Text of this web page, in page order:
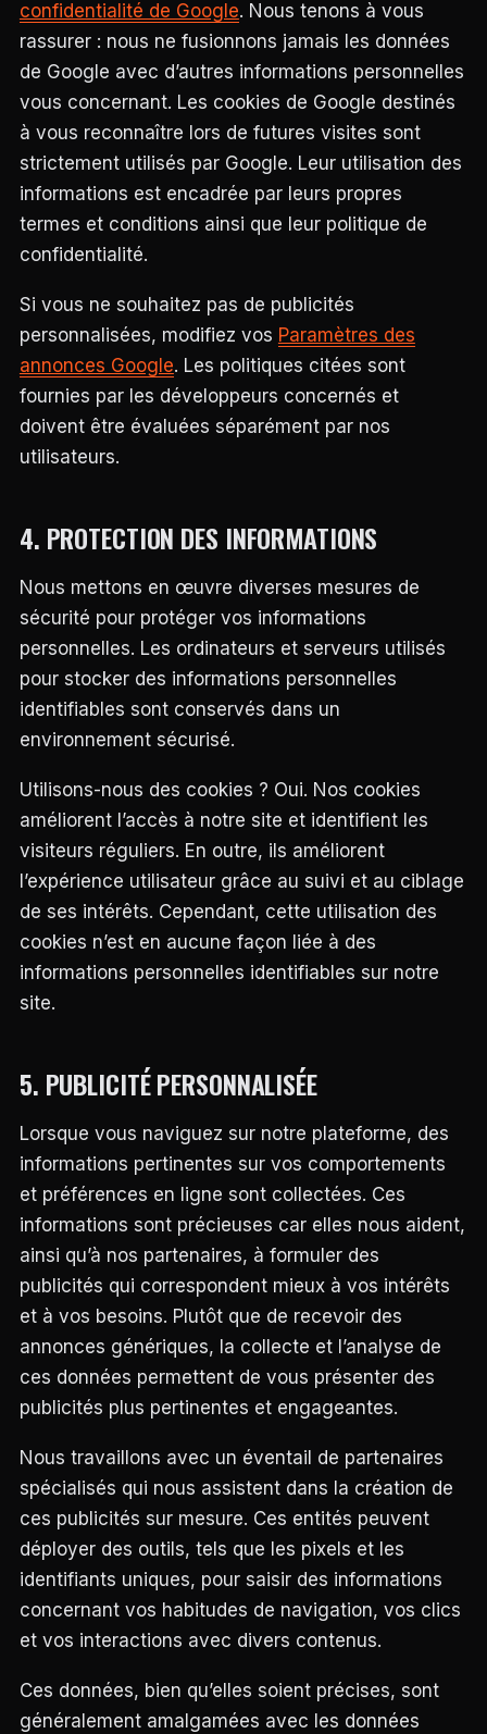
confidentialité de Google. Nous tenons à vous
rassurer : nous ne fusionnons jamais les données
de Google avec d’autres informations personnelles
vous concernant. Les cookies de Google destinés
à vous reconnaître lors de futures visites sont
strictement utilisés par Google. Leur utilisation des
informations est encadrée par leurs propres
termes et conditions ainsi que leur politique de
confidentialité.
Si vous ne souhaitez pas de publicités
personnalisées, modifiez vos Paramètres des
annonces Google. Les politiques citées sont
fournies par les développeurs concernés et
doivent être évaluées séparément par nos
utilisateurs.
4. PROTECTION DES INFORMATIONS
Nous mettons en œuvre diverses mesures de
sécurité pour protéger vos informations
personnelles. Les ordinateurs et serveurs utilisés
pour stocker des informations personnelles
identifiables sont conservés dans un
environnement sécurisé.
Utilisons-nous des cookies ? Oui. Nos cookies
améliorent l’accès à notre site et identifient les
visiteurs réguliers. En outre, ils améliorent
l’expérience utilisateur grâce au suivi et au ciblage
de ses intérêts. Cependant, cette utilisation des
cookies n’est en aucune façon liée à des
informations personnelles identifiables sur notre
site.
5. PUBLICITÉ PERSONNALISÉE
Lorsque vous naviguez sur notre plateforme, des
informations pertinentes sur vos comportements
et préférences en ligne sont collectées. Ces
informations sont précieuses car elles nous aident,
ainsi qu’à nos partenaires, à formuler des
publicités qui correspondent mieux à vos intérêts
et à vos besoins. Plutôt que de recevoir des
annonces génériques, la collecte et l’analyse de
ces données permettent de vous présenter des
publicités plus pertinentes et engageantes.
Nous travaillons avec un éventail de partenaires
spécialisés qui nous assistent dans la création de
ces publicités sur mesure. Ces entités peuvent
déployer des outils, tels que les pixels et les
identifiants uniques, pour saisir des informations
concernant vos habitudes de navigation, vos clics
et vos interactions avec divers contenus.
Ces données, bien qu’elles soient précises, sont
généralement amalgamées avec les données